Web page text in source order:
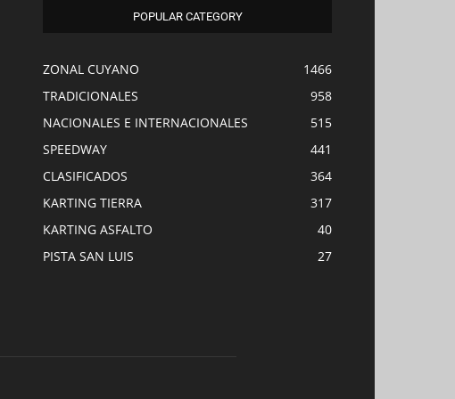
POPULAR CATEGORY
ZONAL CUYANO
1466
TRADICIONALES
958
NACIONALES E INTERNACIONALES
515
SPEEDWAY
441
CLASIFICADOS
364
KARTING TIERRA
317
KARTING ASFALTO
40
PISTA SAN LUIS
27